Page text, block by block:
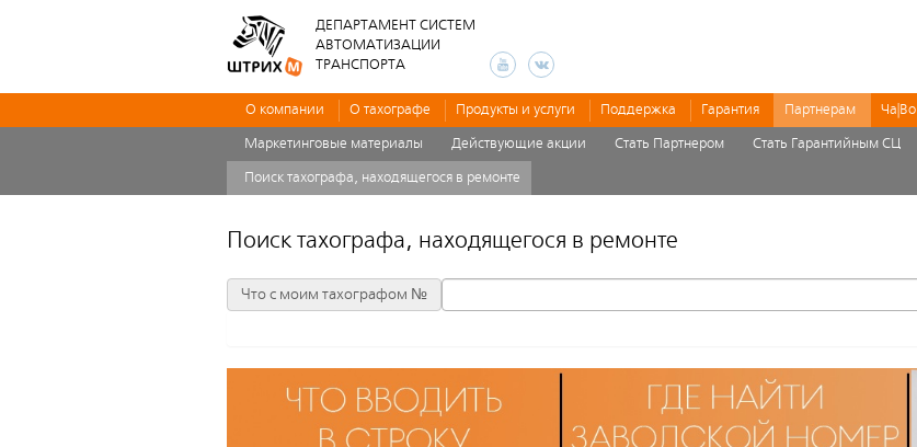
ДЕПАРТАМЕНТ СИСТЕМ
АВТОМАТИЗАЦИИ
ТРАНСПОРТА
О компании О тахографе Продукты и услуги Поддержка Гарантия Партнерам Ча|Во
Маркетинговые материалы Действующие акции Стать Партнером Стать Гарантийным СЦ
Поиск тахографа, находящегося в ремонте
Поиск тахографа, находящегося в ремонте
Что с моим тахографом №